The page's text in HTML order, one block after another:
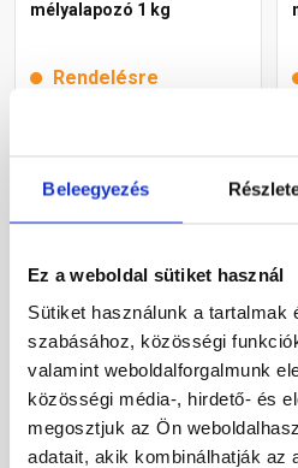
Beleegyezés
Ez a weboldal sütiket használ
Sütiket használunk a tartalmak
szabásához, közösségi
valamint weboldalforgalmunk
közösségi média-, hirdető- és
megosztjuk az Ön
adatait, akik kombinálhatják az
mélyalapozó 1 kg
Rendelésre
Megnézem